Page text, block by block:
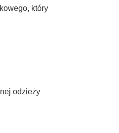
który
odzieży